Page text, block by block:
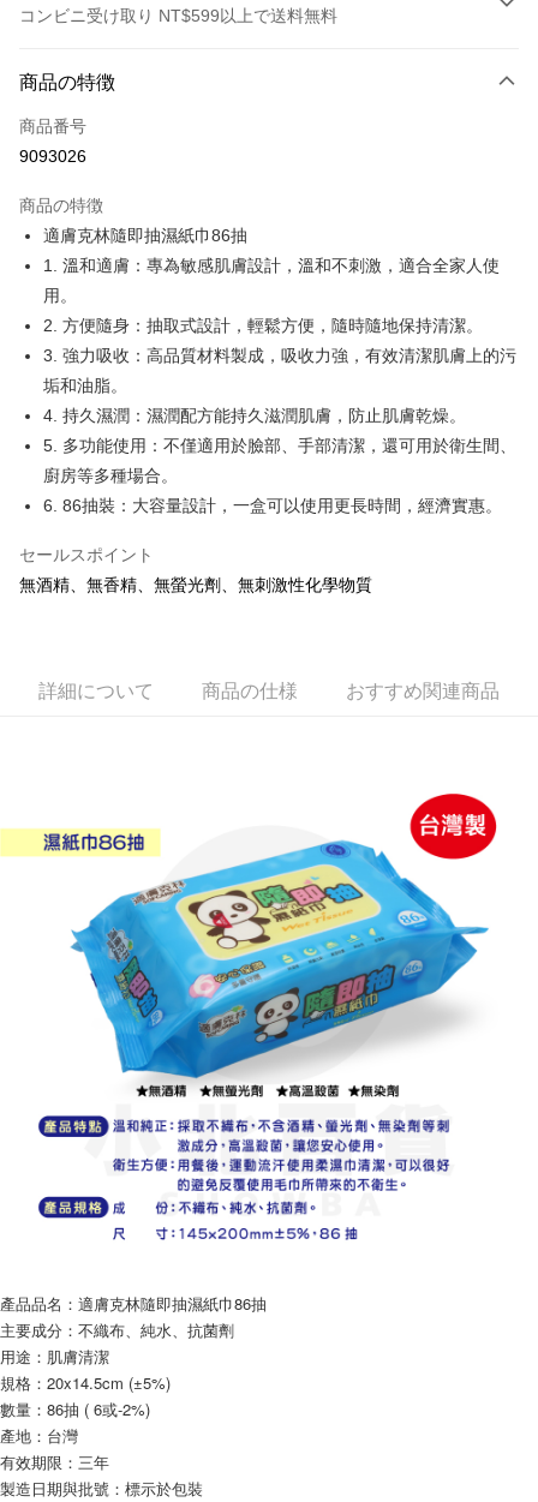
コンビニ受け取り NT$599以上で送料無料
クレジットカード1回払い
コンビニ店頭代金引換
Apple Pay
JKOPAY
Easy Wallet
Google Pay
AFTEE代金後払い
1.お支払い方法でAFTEE代金後払いを選択すると、携帯電話認証ウィンド
ウが表示されます。
3.注文するときのお支払いは不要です。商品はご指定の住所に配送されま
4.ご注文が完了すると、携帯に支払い通知のSMSが届きます。アプリ会員
お支払期限は、ショップが請求した期日と、AFTEEで延長できる日数をも
とに計算されます。AFTEEで注文すると、商品を受け取るまで支払い期限
を延長できますが、商品を期限内に受け取れない場合があります（例：予
約商品や商品到着日が比較的遅い商品）。そのため、商品到着の有無に関
わらず、AFTEEで指定された期限内にお支払いください。
二、支払い限度額
1.初回 AFTEEを ご利用の際に、認証結果及び当社の審査の結果に基づ
き、限度額が設定されます。
2.決済金額は最低NT$20です。
3.現在、台湾の会員のみご利用いただけます。
三、利用規約「AFTEE代金後払い」（以下当サービスという）はネットプ
ロテクションズ（以下 AFTEE という）が提供し、AFTEEが代金を徴収し
の氏名、電話番号、受取人の氏名、電話番号、受取人住所を含むがこれに
限らない）は、AFTEEに渡され当サービスで必要な範囲内で利用されま
す。AFTEEの個人情報の収集、処理、利用について、詳細はAFTEE公式ホ
ームページの『個人情報の収集、処理及び利用に関する声明』をご参照く
ださい（https://aftee.tw/privacypolicy/）。
納金が加算されます。未成年の利用者は、事前に法定代理人または後見人
の同意を得ればAFTEEをご利用いただけます。
個人情報の処理、利用について疑問がある、または関連する法律の権利を
行使したい場合は、ネットプロテクションズ
にご連絡ください。上記に示した個人情報を、必要な購入注文書とあわせ
てAFTEEにご提供いただく、またはAFTEEにあなたの個人情報の収集、処
理、利用を許可することににご同意いただけない場合は、当サービスを選
ATM払い
全家取貨付款
配送毎にNT$60、NT$599以上で送料無料
配送毎にNT$60、NT$599以上で送料無料
配送毎にNT$120、NT$899以上で送料無料
商品の特徴
商品番号
9093026
商品の特徴
適膚克林隨即抽濕紙巾86抽
1. 溫和適膚：專為敏感肌膚設計，溫和不刺激，適合全家人使
用。
2. 方便隨身：抽取式設計，輕鬆方便，隨時隨地保持清潔。
3. 強力吸收：高品質材料製成，吸收力強，有效清潔肌膚上的污
垢和油脂。
4. 持久濕潤：濕潤配方能持久滋潤肌膚，防止肌膚乾燥。
5. 多功能使用：不僅適用於臉部、手部清潔，還可用於衛生間、
廚房等多種場合。
6. 86抽裝：大容量設計，一盒可以使用更長時間，經濟實惠。
セールスポイント
無酒精、無香精、無螢光劑、無刺激性化學物質
詳細について 商品の仕様 おすすめ関連商品
產品品名：適膚克林隨即抽濕紙巾86抽
主要成分：不織布、純水、抗菌劑
用途：肌膚清潔
規格：20x14.5cm (±5%)
數量：86抽 ( 6或-2%)
產地：台灣
有效期限：三年
製造日期與批號：標示於包裝